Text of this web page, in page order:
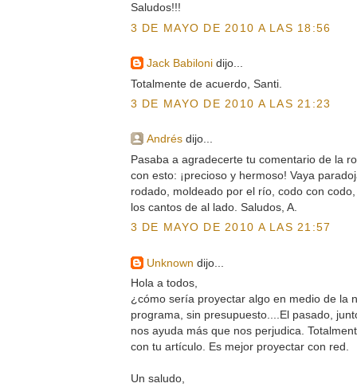
Saludos!!!
3 DE MAYO DE 2010 A LAS 18:56
Jack Babilonidijo...
Totalmente de acuerdo, Santi.
3 DE MAYO DE 2010 A LAS 21:23
Andrésdijo...
Pasaba a agradecerte tu comentario de la
con esto: ¡precioso y hermoso! Vaya
rodado, moldeado por el río, codo con
los cantos de al lado. Saludos, A.
3 DE MAYO DE 2010 A LAS 21:57
Unknown dijo...
Hola a todos,
¿cómo sería proyectar algo en medio de la
programa, sin presupuesto....El pasado,
nos ayuda más que nos perjudica.
con tu artículo. Es mejor proyectar con red.
Un saludo,